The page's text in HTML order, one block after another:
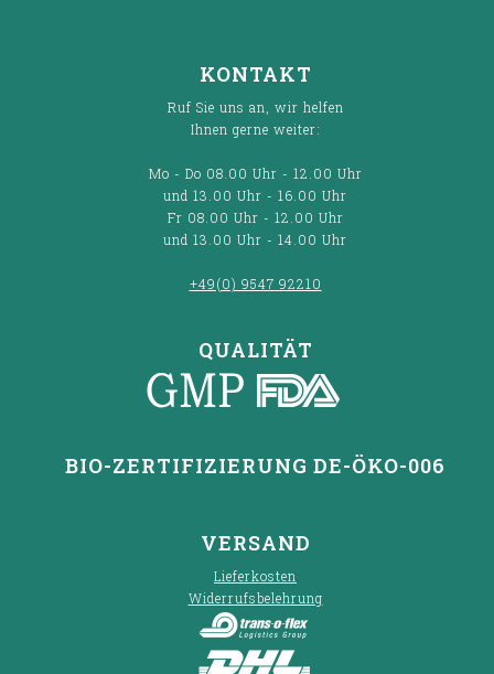
KONTAKT
Ruf Sie uns an, wir helfen
Ihnen gerne weiter:
Mo - Do 08.00 Uhr - 12.00 Uhr
und 13.00 Uhr - 16.00 Uhr
Fr 08.00 Uhr - 12.00 Uhr
und 13.00 Uhr - 14.00 Uhr
+49(0) 9547 92210
QUALITÄT
BIO-ZERTIFIZIERUNG DE-ÖKO-006
VERSAND
Lieferkosten
Widerrufsbelehrung